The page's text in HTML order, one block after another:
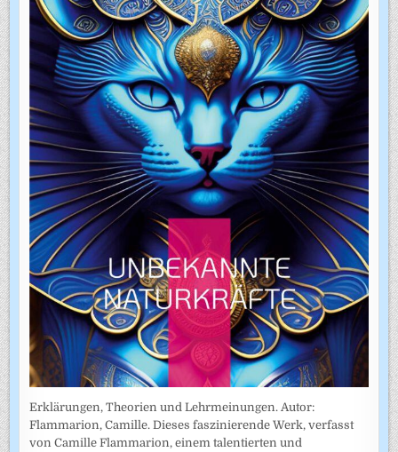
Erklärungen, Theorien und Lehrmeinungen. Autor:
Flammarion, Camille. Dieses faszinierende Werk, verfasst
von Camille Flammarion, einem talentierten und